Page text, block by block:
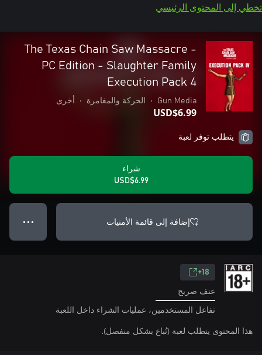
تخطي إلى المحتوى الرئيسي
The Texas Chain Saw Massacre -
PC Edition - Slaughter Family
Execution Pack 4
Gun Media
• الحركة والمغامرة • أخرى
USD$6.99
يتطلب توفر لعبة
شراء
USD$6.99
إضافة إلى قائمة الأمنيات ● ● ●
18+
عنف صريح
تفاعل المستخدمين، عمليات الشراء داخل اللعبة
هذا المحتوى يتطلب لعبة (تُباع بشكل منفصل).